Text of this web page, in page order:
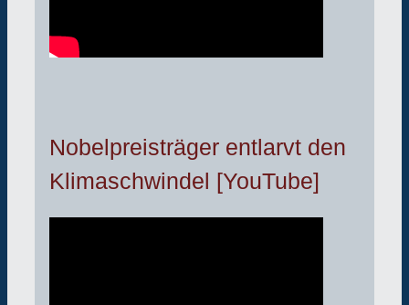
Nobelpreisträger entlarvt den
Klimaschwindel [YouTube]